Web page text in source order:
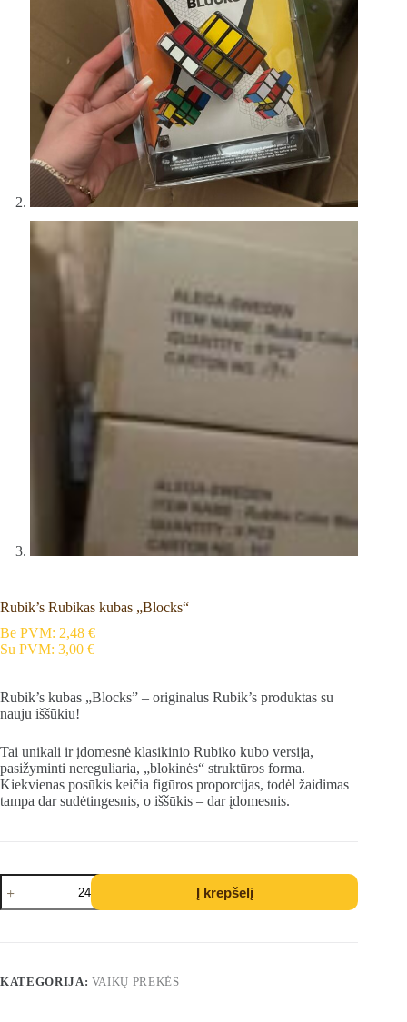
Rubik’s Rubikas kubas „Blocks“
Be PVM: 2,48 €
Su PVM: 3,00 €
Rubik’s kubas „Blocks” – originalus Rubik’s produktas su
nauju iššūkiu!
Tai unikali ir įdomesnė klasikinio Rubiko kubo versija,
pasižyminti nereguliaria, „blokinės“ struktūros forma.
Kiekvienas posūkis keičia figūros proporcijas, todėl žaidimas
tampa dar sudėtingesnis, o iššūkis – dar įdomesnis.
produkto
kiekis:
Rubik’s
Į krepšelį
KATEGORIJA: VAIKŲ PREKĖS